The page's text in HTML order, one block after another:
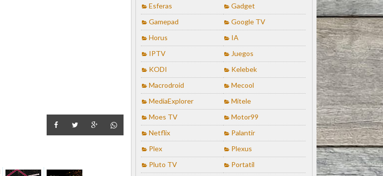
Esferas
Gadget
Gamepad
Google TV
Horus
IA
IPTV
Juegos
KODI
Kelebek
Macrodroid
Mecool
MediaExplorer
Mitele
Moes TV
Motor99
Netflix
Palantir
Plex
Plexus
Pluto TV
Portatil